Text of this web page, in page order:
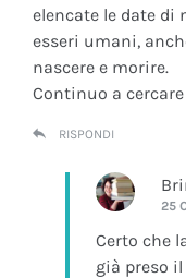
elencate le date
esseri umani,
nascere e morire.
Continuo a
RISPONDI
25
Certo che
già preso